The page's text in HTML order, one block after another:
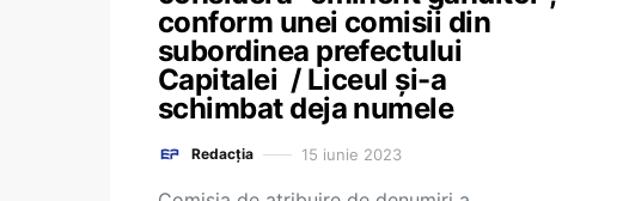
conform unei comisii din
subordinea prefectului
Capitalei / Liceul și-a
schimbat deja numele
Redacția 15 iunie 2023